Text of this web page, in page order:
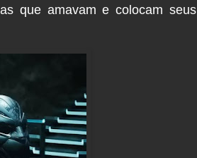
que amavam e colocam seus